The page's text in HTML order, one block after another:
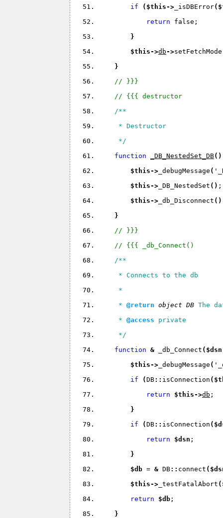
if
( $this-> _isDBError(
return false;
}
$this->db->setFetchMode
}
// }}}
// {{{ destructor
/**
* Destructor
*/
function
_DB_NestedSet_DB(
$this-> _debugMessage (
$this-> _DB_NestedSet ( ) ;
$this-> _db_Disconnect ( )
}
// }}}
// {{{ _db_Connect()
/**
* Connects to the db
*
* @return object DB The
* @access private
*/
function & _db_Connect ( $dsn
$this-> _debugMessage (
if
(DB:: isConnection (
return $this->db ;
}
if
(DB:: isConnection (
return $dsn ;
}
$db = & DB:: connect (
$this-> _testFatalAbort (
return $db ;
}